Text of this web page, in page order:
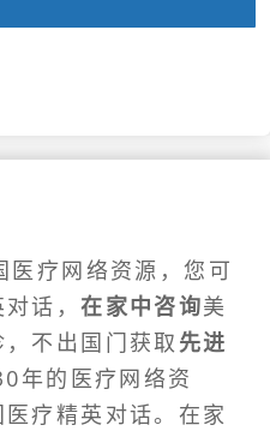
医疗网络资源，您可
对话，在家中咨询美
，不出国门获取 先进
年的医疗网络资
疗精英对话。在家